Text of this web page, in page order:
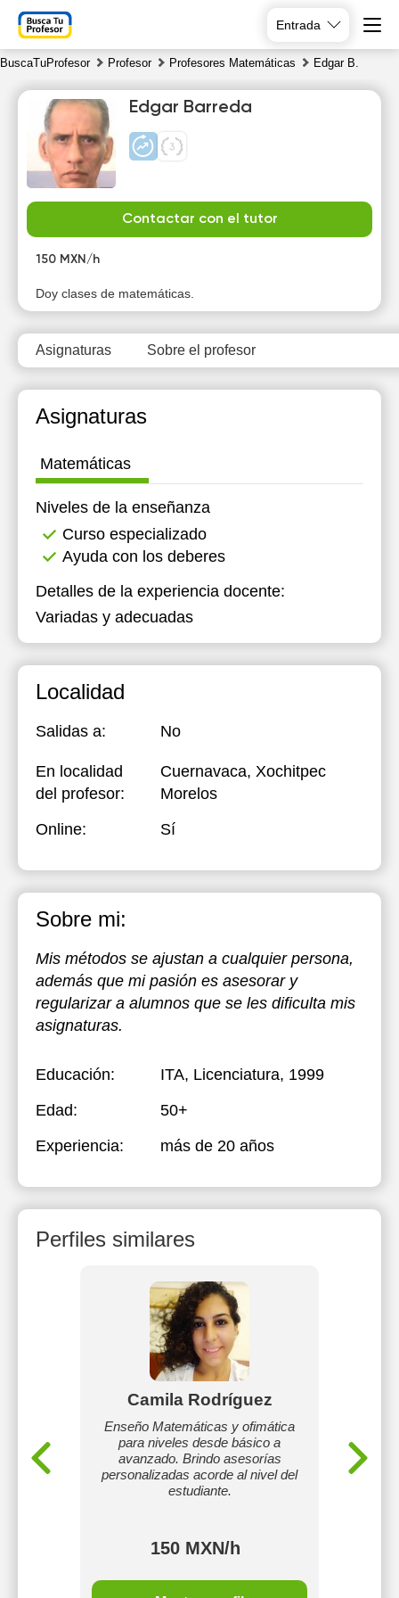
Entrada
BuscaTuProfesor Profesor Profesores Matemáticas Edgar B.
Edgar Barreda
Contactar con el tutor
150 MXN/h
Doy clases de matemáticas.
Asignaturas Sobre el profesor
Asignaturas
Matemáticas
Niveles de la enseñanza
Curso especializado
Ayuda con los deberes
Detalles de la experiencia docente:
Variadas y adecuadas
Localidad
Salidas a: No
En localidad
del profesor:
Cuernavaca, Xochitpec
Morelos
Online:
Sí
Sobre mi:
Mis métodos se ajustan a cualquier persona,
además que mi pasión es asesorar y
regularizar a alumnos que se les dificulta mis
asignaturas.
Educación: ITA, Licenciatura, 1999
Edad:
50+
Experiencia:
más de 20 años
Perfiles similares
hasta
Camila Rodríguez
Enseño Matemáticas y ofimática
para niveles desde básico a
avanzado. Brindo asesorías
personalizadas acorde al nivel del
estudiante.
150 MXN/h
para
6
Fr
7
Sa
8
9